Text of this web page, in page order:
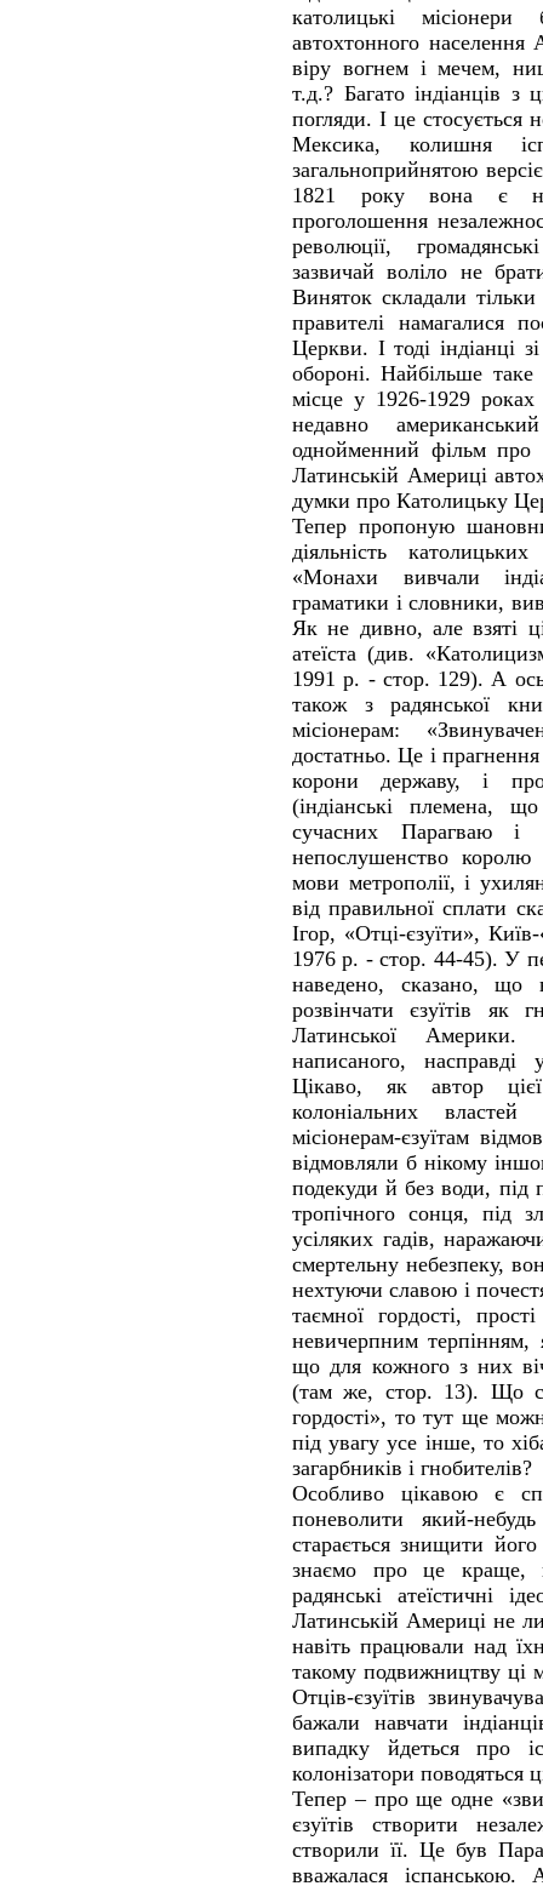
католицькі
автохтонного
віру вогнем і мечем,
т.д.? Багато індіанців з
погляди. І це
Мексика, колишня
загальноприйнятою
1821 року вона є
проголошення
революції,
зазвичай воліло не
Виняток складали
правителі намагалися
Церкви. І тоді індіанці
обороні. Найбільше
місце у 1926-1929 роках
недавно
однойменний фільм
Латинській Америці
думки про Католицьку
Тепер пропоную
діяльність
«Монахи вивчали
граматики і словники,
Як не дивно, але взяті
атеїста (див.
1991 р. - стор. 129). А
також з радянської
місіонерам:
достатньо. Це і прагнення
корони державу, і
(індіанські племена,
сучасних Парагваю
непослушенство
мови метрополії, і
від правильної сплати
Ігор, «Отці-єзуїти»,
1976 р. - стор. 44-45). У
наведено, сказано,
розвінчати єзуїтів як
Латинської
написаного, насправді
Цікаво, як автор
колоніальних
місіонерам-єзуїтам
відмовляли б нікому
подекуди й без води, під
тропічного сонця, під
усіляких гадів,
смертельну небезпеку,
нехтуючи славою і
таємної гордості,
невичерпним
що для кожного з них
(там же, стор. 13). Що
гордості», то тут ще
під увагу усе інше, то
загарбників і гнобителів?
Особливо цікавою є
поневолити який-
старається знищити
знаємо про це краще,
радянські атеїстичні
Латинській Америці не
навіть працювали над
такому подвижництву ці
Отців-єзуїтів
бажали навчати
випадку йдеться про
колонізатори поводяться
Тепер – про ще одне
єзуїтів створити
створили її. Це був
вважалася